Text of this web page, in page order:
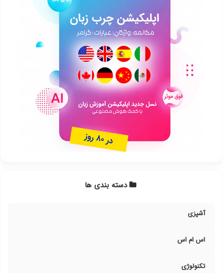
دسته بندی ها
آشپزی
اس ام اس
تکنولوژی